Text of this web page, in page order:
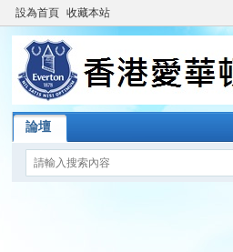
設為首頁 收藏本站
論壇